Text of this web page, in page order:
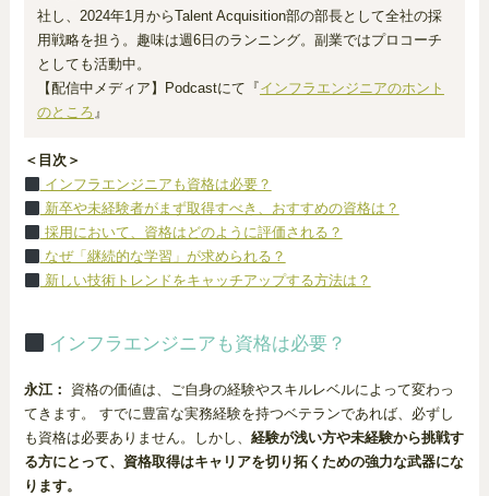
社し、2024年1月からTalent Acquisition部の部長として全社の採
用戦略を担う。趣味は週6日のランニング。副業ではプロコーチ
としても活動中。
【配信中メディア】Podcastにて『インフラエンジニアのホント
のところ』
＜目次＞
インフラエンジニアも資格は必要？
新卒や未経験者がまず取得すべき、おすすめの資格は？
採用において、資格はどのように評価される？
なぜ「継続的な学習」が求められる？
新しい技術トレンドをキャッチアップする方法は？
インフラエンジニアも資格は必要？
永江：
資格の価値は、ご自身の経験やスキルレベルによって変わっ
てきます。 すでに豊富な実務経験を持つベテランであれば、必ずし
も資格は必要ありません。しかし、 経験が浅い方や未経験から挑戦す
る方にとって、資格取得はキャリアを切り拓くための強力な武器にな
ります。